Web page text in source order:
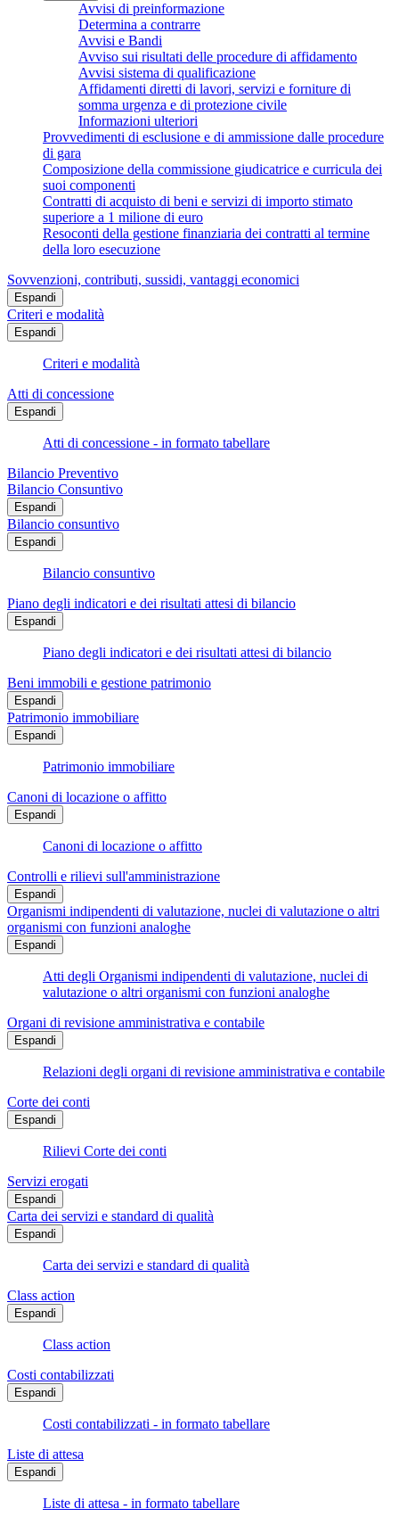
Avvisi di preinformazione
Determina a contrarre
Avvisi e Bandi
Avviso sui risultati delle procedure di affidamento
Avvisi sistema di qualificazione
Affidamenti diretti di lavori, servizi e forniture di
somma urgenza e di protezione civile
Informazioni ulteriori
Provvedimenti di esclusione e di ammissione dalle procedure
di gara
Composizione della commissione giudicatrice e curricula dei
suoi componenti
Contratti di acquisto di beni e servizi di importo stimato
superiore a 1 milione di euro
Resoconti della gestione finanziaria dei contratti al termine
della loro esecuzione
Sovvenzioni, contributi, sussidi, vantaggi economici
Espandi
Criteri e modalità
Espandi
Criteri e modalità
Atti di concessione
Espandi
Atti di concessione - in formato tabellare
Bilancio Preventivo
Bilancio Consuntivo
Espandi
Bilancio consuntivo
Espandi
Bilancio consuntivo
Piano degli indicatori e dei risultati attesi di bilancio
Espandi
Piano degli indicatori e dei risultati attesi di bilancio
Beni immobili e gestione patrimonio
Espandi
Patrimonio immobiliare
Espandi
Patrimonio immobiliare
Canoni di locazione o affitto
Espandi
Canoni di locazione o affitto
Controlli e rilievi sull'amministrazione
Espandi
Organismi indipendenti di valutazione, nuclei di valutazione o altri
organismi con funzioni analoghe
Espandi
Atti degli Organismi indipendenti di valutazione, nuclei di
valutazione o altri organismi con funzioni analoghe
Organi di revisione amministrativa e contabile
Espandi
Relazioni degli organi di revisione amministrativa e contabile
Corte dei conti
Espandi
Rilievi Corte dei conti
Servizi erogati
Espandi
Carta dei servizi e standard di qualità
Espandi
Carta dei servizi e standard di qualità
Class action
Espandi
Class action
Costi contabilizzati
Espandi
Costi contabilizzati - in formato tabellare
Liste di attesa
Espandi
Liste di attesa - in formato tabellare